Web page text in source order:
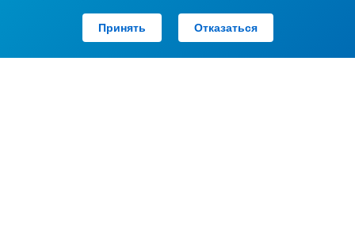
Принять Отказаться